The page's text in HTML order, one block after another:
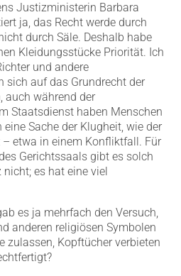
Justizministerin Barbara
ja, das Recht werde durch
durch Säle. Deshalb habe
Kleidungsstücke Priorität. Ich
und andere
sich auf das Grundrecht der
auch während der
Staatsdienst haben Menschen
Sache der Klugheit, wie der
etwa in einem Konfliktfall. Für
Gerichtssaals gibt es solch
es hat eine viel
es ja mehrfach den Versuch,
anderen religiösen Symbolen
zulassen, Kopftücher verbieten